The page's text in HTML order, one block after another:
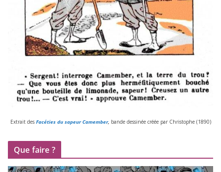
Extrait desFacéties du sapeur Camember, bande des­si­née créée par Christophe (1890)
Que faire ?